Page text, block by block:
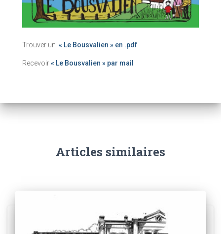
Trouver un « Le Bousvalien » en .pdf
Recevoir« Le Bousvalien » par mail
Articles similaires